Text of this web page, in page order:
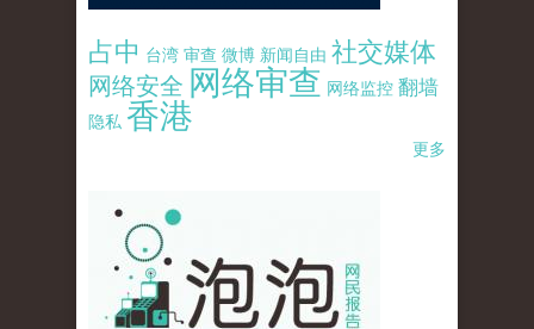
占中 台湾 审查 微博 新闻自由 社交媒体
网络安全 网络审查 网络监控 翻墙
隐私 香港
更多
pao-pao-banner-mirror-site-120814.jpg